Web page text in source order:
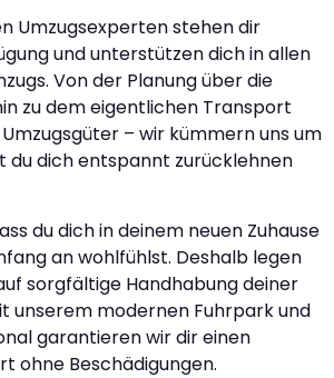
Umzugsexperten stehen dir
und unterstützen dich in allen
Von der Planung über die
zu dem eigentlichen Transport
– wir kümmern uns um
du dich entspannt zurücklehnen
du dich in deinem neuen Zuhause
an wohlfühlst. Deshalb legen
sorgfältige Handhabung deiner
unserem modernen Fuhrpark und
garantieren wir dir einen
ohne Beschädigungen.